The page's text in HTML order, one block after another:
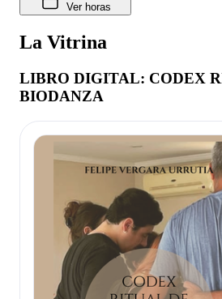
Ver horas
La Vitrina
LIBRO DIGITAL: CODEX
BIODANZA